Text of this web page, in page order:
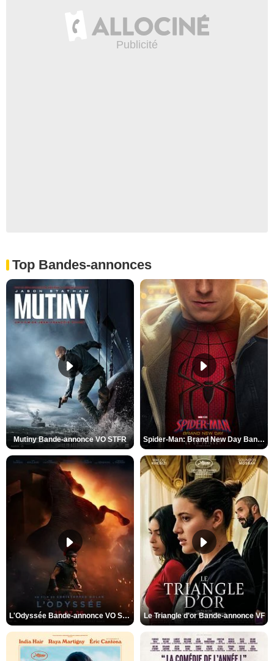
Top Bandes-annonces
Mutiny Bande-annonce VO STFR Spider-Man: Brand New Day Bande-annonce VO STFR
L'Odyssée Bande-annonce VO STFR Le Triangle d'or Bande-annonce VF